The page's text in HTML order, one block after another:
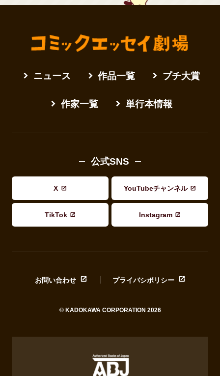
ニュース 作品一覧 プチ大賞
作家一覧 単行本情報
公式SNS
X YouTubeチャンネル
TikTok Instagram
お問い合わせ プライバシポリシー
© KADOKAWA CORPORATION 2026